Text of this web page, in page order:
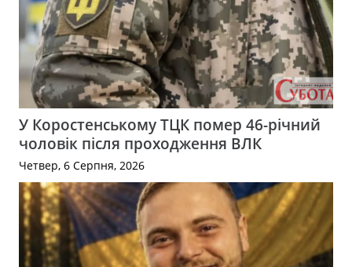
У Коростенському ТЦК помер 46-річний
чоловік після проходження ВЛК
Четвер, 6 Серпня, 2026